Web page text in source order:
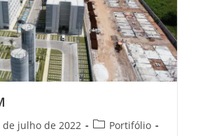
de julho de 2022
Portifólio